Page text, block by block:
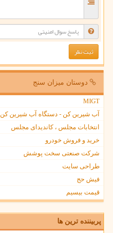
دوستان میزان سنج
MIGT
آب شیرین کن - دستگاه آب شیرین کن
انتخابات مجلس ، کاندیدای مجلس
خرید و فروش خودرو
شرکت صنعتی سخت پوشش
طراحی سایت
فیش حج
قیمت بیسیم
پربیننده ترین ها